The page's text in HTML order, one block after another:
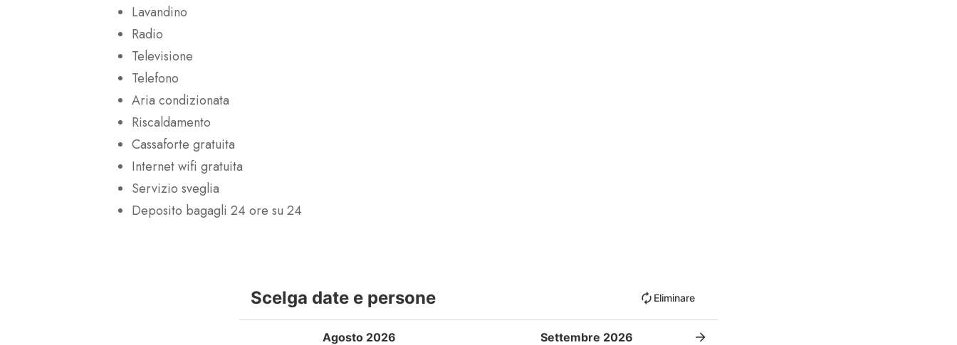
Lavandino
Radio
Televisione
Telefono
Aria condizionata
Riscaldamento
Cassaforte gratuita
Internet wifi gratuita
Servizio sveglia
Deposito bagagli 24 ore su 24
Scelga date e persone Eliminare
Agosto 2026 Settembre 2026